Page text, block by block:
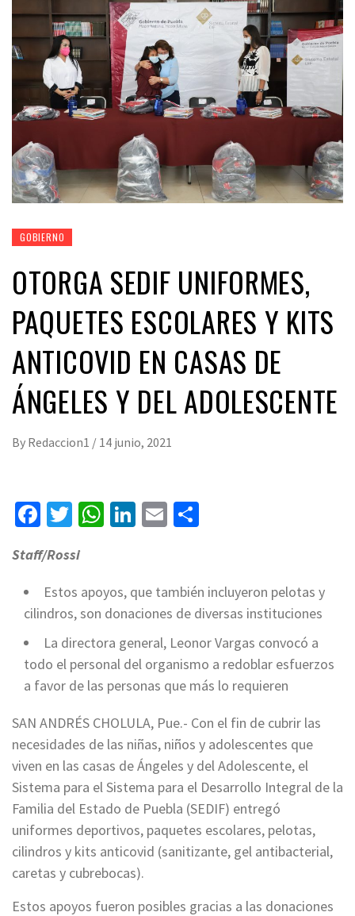
GOBIERNO
OTORGA SEDIF UNIFORMES,
PAQUETES ESCOLARES Y KITS
ANTICOVID EN CASAS DE
ÁNGELES Y DEL ADOLESCENTE
By Redaccion1 / 14 junio, 2021
Facebook
Twitter
WhatsApp
LinkedIn
Email
Staff/Rossi
Estos apoyos, que también incluyeron pelotas y
cilindros, son donaciones de diversas instituciones
La directora general, Leonor Vargas convocó a
todo el personal del organismo a redoblar esfuerzos
a favor de las personas que más lo requieren
SAN ANDRÉS CHOLULA, Pue.- Con el fin de cubrir las
necesidades de las niñas, niños y adolescentes que
viven en las casas de Ángeles y del Adolescente, el
Sistema para el Sistema para el Desarrollo Integral de la
Familia del Estado de Puebla (SEDIF) entregó
uniformes deportivos, paquetes escolares, pelotas,
cilindros y kits anticovid (sanitizante, gel antibacterial,
caretas y cubrebocas).
Estos apoyos fueron posibles gracias a las donaciones